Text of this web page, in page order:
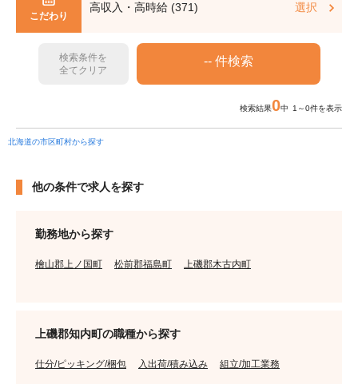
こだわり
高収入・高時給 (371) 選択
検索条件を
全てクリア
検索結果0中 1～0件を表示
北海道の市区町村から探す
他の条件で求人を探す
勤務地から探す
檜山郡上ノ国町 松前郡福島町 上磯郡木古内町
上磯郡知内町の職種から探す
仕分/ピッキング/梱包 入出荷/積み込み 組立/加工業務